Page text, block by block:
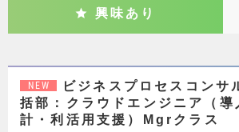
興味あり
NEW
ビジネスプロセスコンサ
括部：クラウドエンジニア（導
計・利活用支援）Mgrクラス